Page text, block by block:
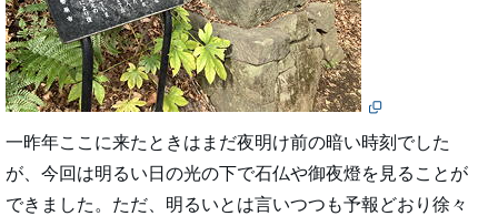
一昨年ここに来たときはまだ夜明け前の暗い時刻でした
が、今回は明るい日の光の下で石仏や御夜燈を見ることが
できました。ただ、明るいとは言いつつも予報どおり徐々